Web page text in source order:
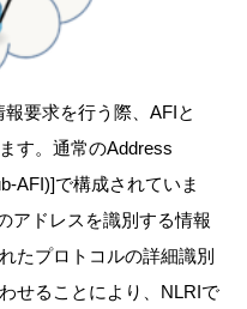
要求を行う際、AFIと
す。通常のAddress
AFI)]で構成されていま
アドレスを識別する情報
たプロトコルの詳細識別
せることにより、NLRIで